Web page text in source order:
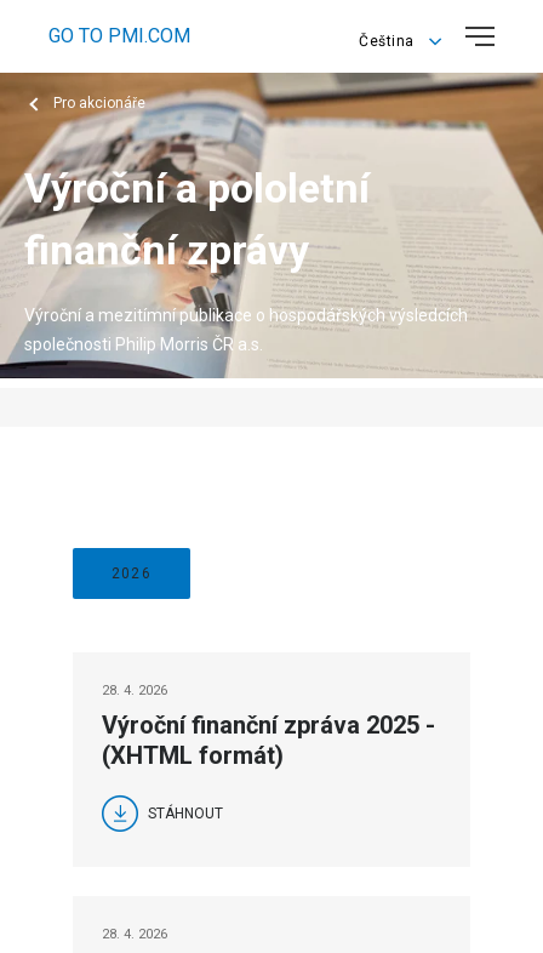
GO TO PMI.COM
Čeština
Čeština
Pro akcionáře
Výroční a pololetní
finanční zprávy
Výroční a mezitímní publikace o hospodářských výsledcích
společnosti Philip Morris ČR a.s.
2026
28. 4. 2026
Výroční finanční zpráva 2025 -
(XHTML formát)
STÁHNOUT
28. 4. 2026